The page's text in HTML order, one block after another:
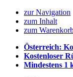
zur Navigation
zum Inhalt
zum
Österreich:
Kostenloser
Mindestens 1